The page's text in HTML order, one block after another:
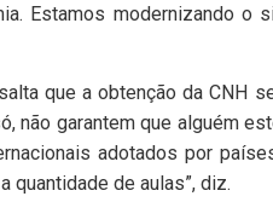
Estamos modernizando o
que a obtenção da CNH
não garantem que alguém
adotados por
quantidade de aulas”, diz.